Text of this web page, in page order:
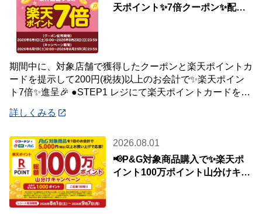
天ポイント✨7倍クーポン✨配布
期間中に、対象店舗で獲得したクーポンと楽天ポイントカ
ードを提示して200円(税抜)以上のお会計で✨楽天ポイン
ト7倍✨進呈🎉 ●STEP1 レジにて楽天ポイントカードを提
詳しくみる
2026.08.01
📢P&G対象商品購入で✨楽天ポ
イント100万ポイント山分けキャ